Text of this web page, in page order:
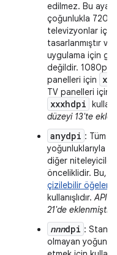
edilmez. Bu ayar,
çoğunlukla 720p
televizyonlar için
tasarlanmıştır ve
uygulama için
değildir. 1080p
panelleri için
TV panelleri için
xxxhdpi
düzeyi 13'te
anydpi : Tüm
yoğunluklarıyla
diğer
önceliklidir. Bu,
çizilebilir öğeler
kullanışlıdır.API
21'de eklenmiştir.
nnndpi :
olmayan